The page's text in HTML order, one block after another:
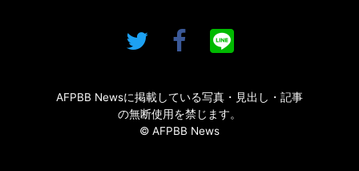
AFPBB Newsに掲載している写真・見出し・記事
の無断使用を禁じます。
© AFPBB News